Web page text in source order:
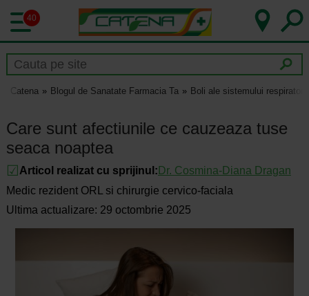
40
Catena Blogul de Sanatate Farmacia Ta Boli ale sistemului respirator
Care sunt afectiunile ce cauzeaza tuse
seaca noaptea
Articol realizat cu sprijinul: Dr. Cosmina-Diana Dragan
Medic rezident ORL si chirurgie cervico-faciala
Ultima actualizare: 29 octombrie 2025